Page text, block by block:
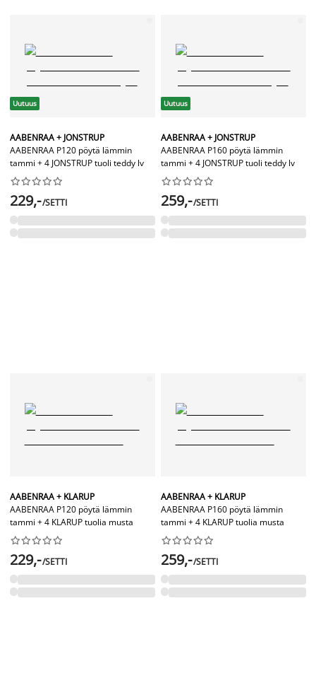
Uutuus
AABENRAA + JONSTRUP
AABENRAA P120 pöytä lämmin
tammi + 4 JONSTRUP tuoli teddy lv






229,-/SETTI
Uutuus
AABENRAA + JONSTRUP
AABENRAA P160 pöytä lämmin
tammi + 4 JONSTRUP tuoli teddy lv






259,-/SETTI
AABENRAA + KLARUP
AABENRAA P120 pöytä lämmin
tammi + 4 KLARUP tuolia musta






229,-/SETTI
AABENRAA + KLARUP
AABENRAA P160 pöytä lämmin
tammi + 4 KLARUP tuolia musta






259,-/SETTI